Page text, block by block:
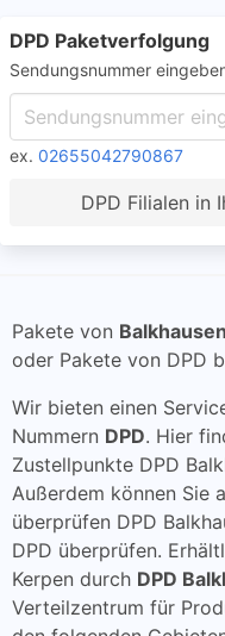
DPD Paketverfolgung
Sendungsnummer
ex. 02655042790867
DPD Filialen in
Pakete von
oder Pakete von DPD
Wir bieten einen
Nummern DPD. Hier
Zustellpunkte DPD
Außerdem können Sie
überprüfen DPD
DPD überprüfen.
Kerpen durch DPD
Verteilzentrum für